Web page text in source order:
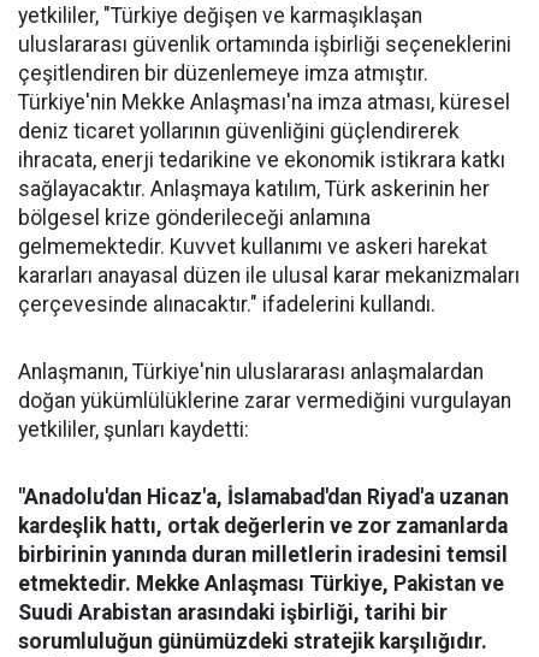
yetkililer, "Türkiye değişen ve karmaşıklaşan
uluslararası güvenlik ortamında işbirliği seçeneklerini
çeşitlendiren bir düzenlemeye imza atmıştır.
Türkiye'nin Mekke Anlaşması'na imza atması, küresel
deniz ticaret yollarının güvenliğini güçlendirerek
ihracata, enerji tedarikine ve ekonomik istikrara katkı
sağlayacaktır. Anlaşmaya katılım, Türk askerinin her
bölgesel krize gönderileceği anlamına
gelmemektedir. Kuvvet kullanımı ve askeri harekat
kararları anayasal düzen ile ulusal karar mekanizmaları
çerçevesinde alınacaktır." ifadelerini kullandı.
Anlaşmanın, Türkiye'nin uluslararası anlaşmalardan
doğan yükümlülüklerine zarar vermediğini vurgulayan
yetkililer, şunları kaydetti:
"Anadolu'dan Hicaz'a, İslamabad'dan Riyad'a uzanan
kardeşlik hattı, ortak değerlerin ve zor zamanlarda
birbirinin yanında duran milletlerin iradesini temsil
etmektedir. Mekke Anlaşması Türkiye, Pakistan ve
Suudi Arabistan arasındaki işbirliği, tarihi bir
sorumluluğun günümüzdeki stratejik karşılığıdır.